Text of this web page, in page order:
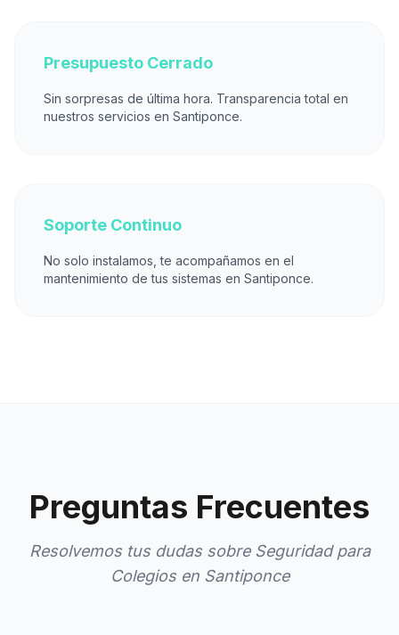
Presupuesto Cerrado
Sin sorpresas de última hora. Transparencia total en
nuestros servicios en Santiponce.
Soporte Continuo
No solo instalamos, te acompañamos en el
mantenimiento de tus sistemas en Santiponce.
Preguntas Frecuentes
Resolvemos tus dudas sobre Seguridad para
Colegios en Santiponce